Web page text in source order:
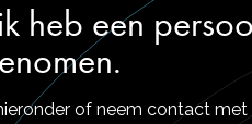
heb een
of neem contact